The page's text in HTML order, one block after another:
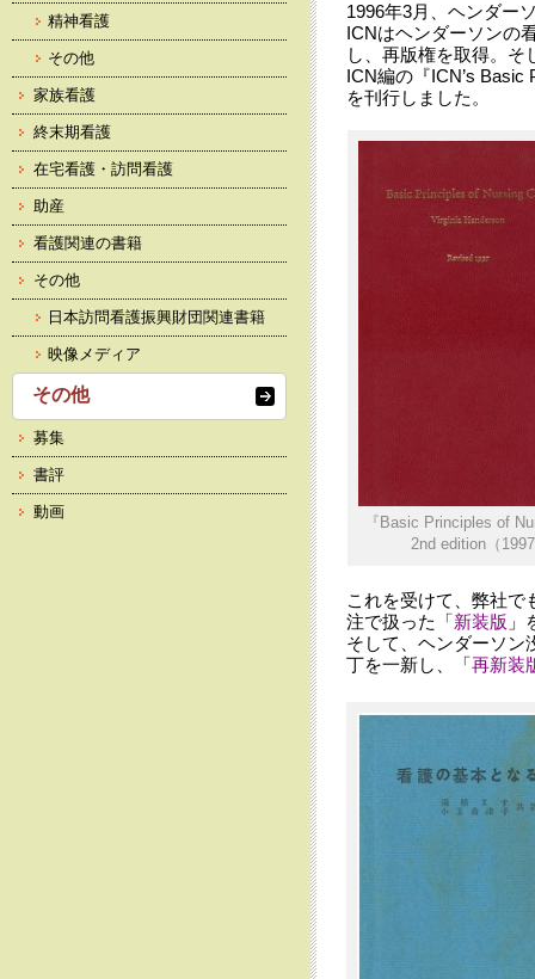
1996年3月、ヘンダー
ICNはヘンダーソンの
し、再版権を取得。そ
ICN編の『ICN’s Basic
を刊行しました。
『Basic Principles of
2nd edition（
これを受けて、弊社で
注で扱った「新装版 」
そして、ヘンダーソン
丁を一新し、「再新装
精神看護
その他
家族看護
終末期看護
在宅看護・訪問看護
助産
看護関連の書籍
その他
日本訪問看護振興財団関連書籍
映像メディア
その他
募集
書評
動画